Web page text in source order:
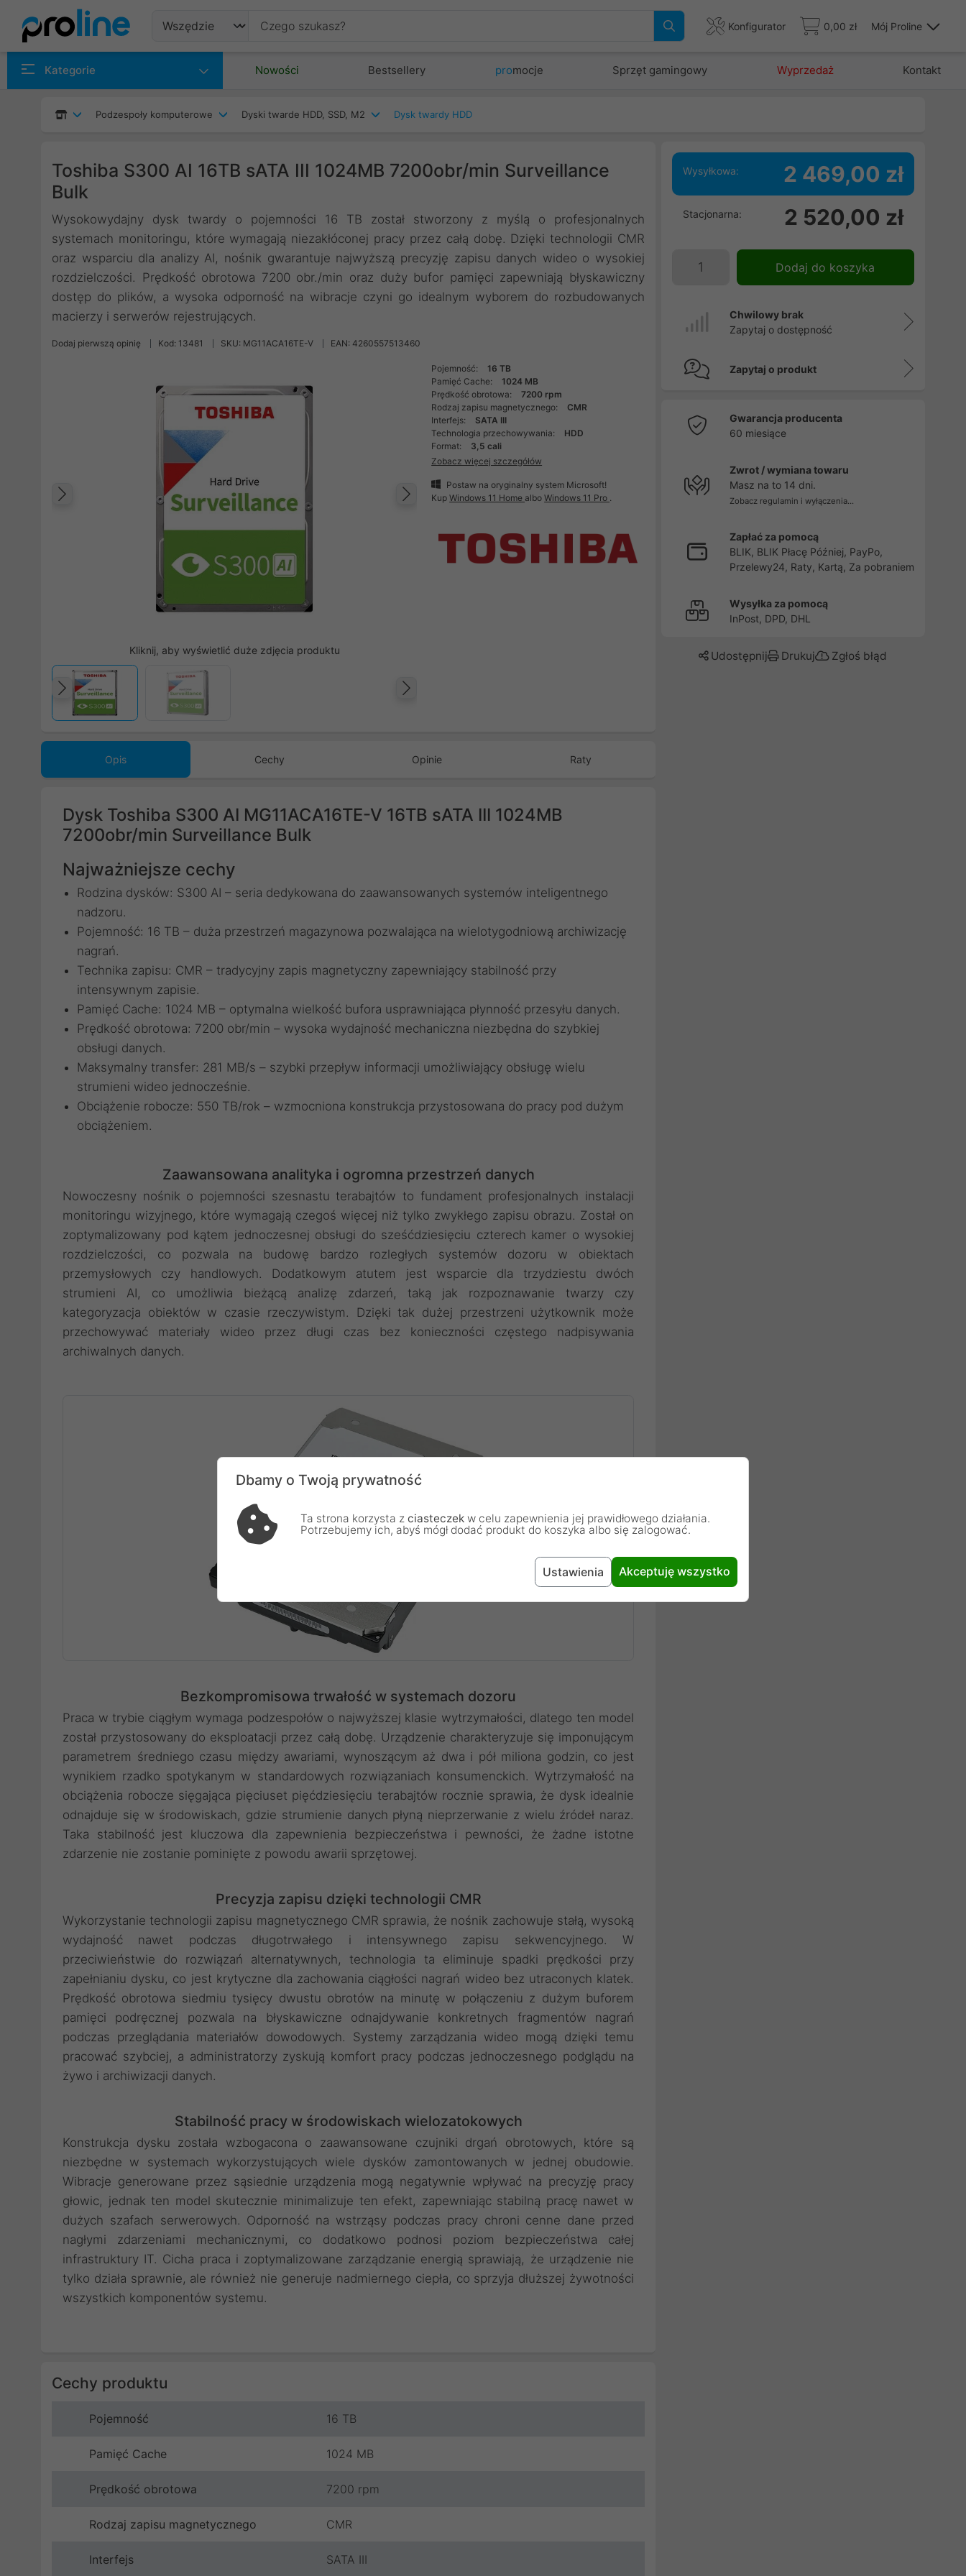
Konfigurator 0,00 zł Mój Proline
Kategorie Nowości Bestsellery promocje Sprzęt gamingowy Wyprzedaż Kontakt
Podzespoły komputerowe Dyski twarde HDD, SSD, M2 Dysk twardy HDD
Toshiba S300 AI 16TB sATA III 1024MB 7200obr/min Surveillance
Bulk
Wysokowydajny dysk twardy o pojemności 16 TB został stworzony z myślą o profesjonalnych
systemach monitoringu, które wymagają niezakłóconej pracy przez całą dobę. Dzięki technologii CMR
oraz wsparciu dla analizy AI, nośnik gwarantuje najwyższą precyzję zapisu danych wideo o wysokiej
rozdzielczości. Prędkość obrotowa 7200 obr./min oraz duży bufor pamięci zapewniają błyskawiczny
dostęp do plików, a wysoka odporność na wibracje czyni go idealnym wyborem do rozbudowanych
macierzy i serwerów rejestrujących.
Dodaj pierwszą opinię Kod: 13481 SKU: MG11ACA16TE-V EAN: 4260557513460
Następny
Poprzedni
Kliknij, aby wyświetlić duże zdjęcia produktu
Poprzedni
Pojemność:
16 TB
Pamięć Cache:
1024 MB
Prędkość obrotowa:
7200 rpm
Rodzaj zapisu magnetycznego:
CMR
Interfejs:
SATA III
Technologia przechowywania:
HDD
Format:
3,5 cali
Zobacz więcej szczegółów
Postaw na oryginalny system Microsoft!
KupWindows 11 HomealboWindows 11 Pro .
Opis Cechy Opinie Raty
Dysk Toshiba S300 AI MG11ACA16TE-V 16TB sATA III 1024MB
7200obr/min Surveillance Bulk
Najważniejsze cechy
Rodzina dysków: S300 AI – seria dedykowana do zaawansowanych systemów inteligentnego
nadzoru.
Pojemność: 16 TB – duża przestrzeń magazynowa pozwalająca na wielotygodniową archiwizację
nagrań.
Technika zapisu: CMR – tradycyjny zapis magnetyczny zapewniający stabilność przy
intensywnym zapisie.
Pamięć Cache: 1024 MB – optymalna wielkość bufora usprawniająca płynność przesyłu danych.
Prędkość obrotowa: 7200 obr/min – wysoka wydajność mechaniczna niezbędna do szybkiej
obsługi danych.
Maksymalny transfer: 281 MB/s – szybki przepływ informacji umożliwiający obsługę wielu
strumieni wideo jednocześnie.
Obciążenie robocze: 550 TB/rok – wzmocniona konstrukcja przystosowana do pracy pod dużym
obciążeniem.
Zaawansowana analityka i ogromna przestrzeń danych
Nowoczesny nośnik o pojemności szesnastu terabajtów to fundament profesjonalnych instalacji
monitoringu wizyjnego, które wymagają czegoś więcej niż tylko zwykłego zapisu obrazu. Został on
zoptymalizowany pod kątem jednoczesnej obsługi do sześćdziesięciu czterech kamer o wysokiej
rozdzielczości, co pozwala na budowę bardzo rozległych systemów dozoru w obiektach
przemysłowych czy handlowych. Dodatkowym atutem jest wsparcie dla trzydziestu dwóch
strumieni AI, co umożliwia bieżącą analizę zdarzeń, taką jak rozpoznawanie twarzy czy
kategoryzacja obiektów w czasie rzeczywistym. Dzięki tak dużej przestrzeni użytkownik może
przechowywać materiały wideo przez długi czas bez konieczności częstego nadpisywania
archiwalnych danych.
Bezkompromisowa trwałość w systemach dozoru
Praca w trybie ciągłym wymaga podzespołów o najwyższej klasie wytrzymałości, dlatego ten model
został przystosowany do eksploatacji przez całą dobę. Urządzenie charakteryzuje się imponującym
parametrem średniego czasu między awariami, wynoszącym aż dwa i pół miliona godzin, co jest
wynikiem rzadko spotykanym w standardowych rozwiązaniach konsumenckich. Wytrzymałość na
obciążenia robocze sięgająca pięciuset pięćdziesięciu terabajtów rocznie sprawia, że dysk idealnie
odnajduje się w środowiskach, gdzie strumienie danych płyną nieprzerwanie z wielu źródeł naraz.
Taka stabilność jest kluczowa dla zapewnienia bezpieczeństwa i pewności, że żadne istotne
zdarzenie nie zostanie pominięte z powodu awarii sprzętowej.
Precyzja zapisu dzięki technologii CMR
Wykorzystanie technologii zapisu magnetycznego CMR sprawia, że nośnik zachowuje stałą, wysoką
wydajność nawet podczas długotrwałego i intensywnego zapisu sekwencyjnego. W
przeciwieństwie do rozwiązań alternatywnych, technologia ta eliminuje spadki prędkości przy
zapełnianiu dysku, co jest krytyczne dla zachowania ciągłości nagrań wideo bez utraconych klatek.
Prędkość obrotowa siedmiu tysięcy dwustu obrotów na minutę w połączeniu z dużym buforem
pamięci podręcznej pozwala na błyskawiczne odnajdywanie konkretnych fragmentów nagrań
podczas przeglądania materiałów dowodowych. Systemy zarządzania wideo mogą dzięki temu
pracować szybciej, a administratorzy zyskują komfort pracy podczas jednoczesnego podglądu na
żywo i archiwizacji danych.
Stabilność pracy w środowiskach wielozatokowych
Konstrukcja dysku została wzbogacona o zaawansowane czujniki drgań obrotowych, które są
niezbędne w systemach wykorzystujących wiele dysków zamontowanych w jednej obudowie.
Wibracje generowane przez sąsiednie urządzenia mogą negatywnie wpływać na precyzję pracy
głowic, jednak ten model skutecznie minimalizuje ten efekt, zapewniając stabilną pracę nawet w
dużych szafach serwerowych. Odporność na wstrząsy podczas pracy chroni cenne dane przed
nagłymi zdarzeniami mechanicznymi, co dodatkowo podnosi poziom bezpieczeństwa całej
infrastruktury IT. Cicha praca i zoptymalizowane zarządzanie energią sprawiają, że urządzenie nie
tylko działa sprawnie, ale również nie generuje nadmiernego ciepła, co sprzyja dłuższej żywotności
wszystkich komponentów systemu.
Cechy produktu
Pojemność 16 TB
Pamięć Cache 1024 MB
Prędkość obrotowa 7200 rpm
Rodzaj zapisu magnetycznego CMR
Interfejs SATA III
Wysyłkowa: 2 469,00 zł
Stacjonarna: 2 520,00 zł
Dodaj do koszyka
Chwilowy brak
Zapytaj o dostępność
Zapytaj o produkt
Gwarancja producenta
60 miesiące
Zwrot / wymiana towaru
Masz na to 14 dni.
Zobacz regulamin i wyłączenia...
Zapłać za pomocą
BLIK, BLIK Płacę Później, PayPo,
Przelewy24, Raty, Kartą, Za pobraniem
Wysyłka za pomocą
InPost, DPD, DHL
Udostępnij Drukuj Zgłoś błąd
Dbamy o Twoją prywatność
Ta strona korzysta z ciasteczek w celu zapewnienia jej prawidłowego działania.
Potrzebujemy ich, abyś mógł dodać produkt do koszyka albo się zalogować.
Ustawienia Akceptuję wszystko